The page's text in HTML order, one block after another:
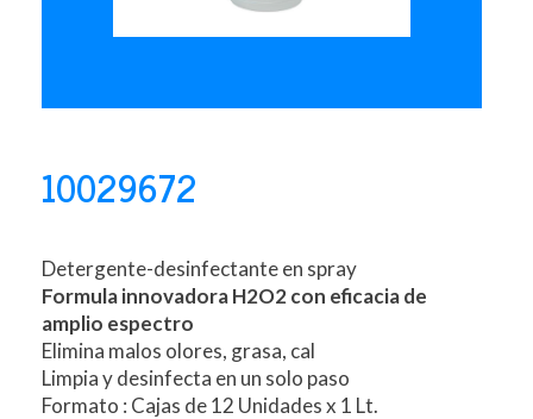
10029672
Detergente-desinfectante en spray
Formula innovadora H2O2 con eficacia de
amplio espectro
Elimina malos olores, grasa, cal
Limpia y desinfecta en un solo paso
Formato : Cajas de 12 Unidades x 1 Lt.